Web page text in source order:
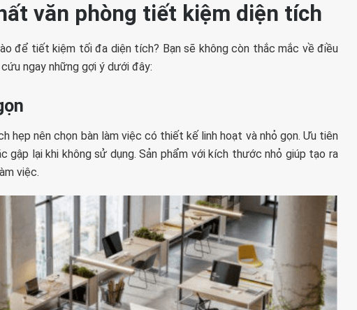
văn phòng tiết kiệm diện tích
để tiết kiệm tối đa diện tích? Bạn sẽ không còn thắc mắc về điều
ngay những gợi ý dưới đây:
hẹp nên chọn bàn làm việc có thiết kế linh hoạt và nhỏ gọn. Ưu tiên
gập lại khi không sử dụng. Sản phẩm với kích thước nhỏ giúp tạo ra
việc.